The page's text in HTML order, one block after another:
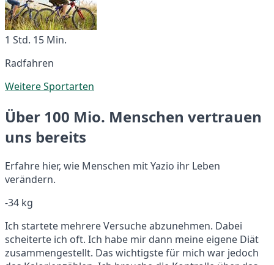
1 Std. 15 Min.
Radfahren
Weitere Sportarten
Über 100 Mio. Menschen vertrauen
uns bereits
Erfahre hier, wie Menschen mit Yazio ihr Leben
verändern.
-34 kg
Ich startete mehrere Versuche abzunehmen. Dabei
scheiterte ich oft. Ich habe mir dann meine eigene Diät
zusammengestellt. Das wichtigste für mich war jedoch